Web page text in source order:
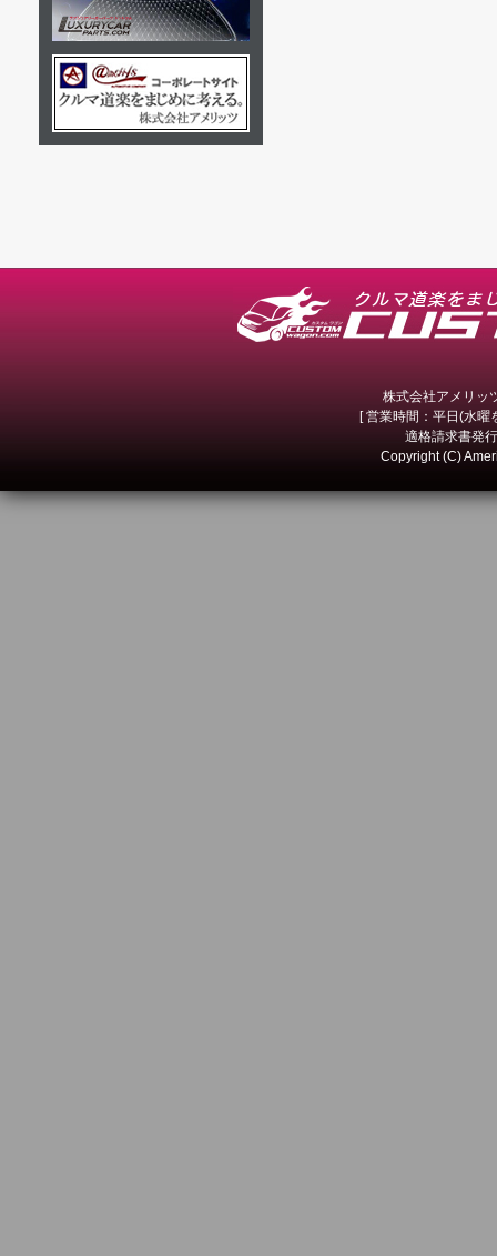
株式会社アメリ
[ 営業時間：平日(水
適格請求書発
Copyright (C)